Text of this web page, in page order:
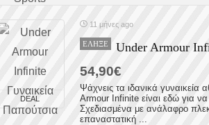
DEAL
11 μήνες ago
ΈΛΗΞΕ Under Armour
54,90€
Ψάχνεις τα ιδανικά γυναικεία
Armour Infinite είναι εδώ για
Σχεδιασμένα με ανάλαφρο
επαναστατική ...